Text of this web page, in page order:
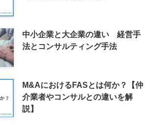
中小企業と大企業の違い 経営手
法とコンサルティング手法
M&AにおけるFASとは何か？【仲
介業者やコンサルとの違いを解
説】